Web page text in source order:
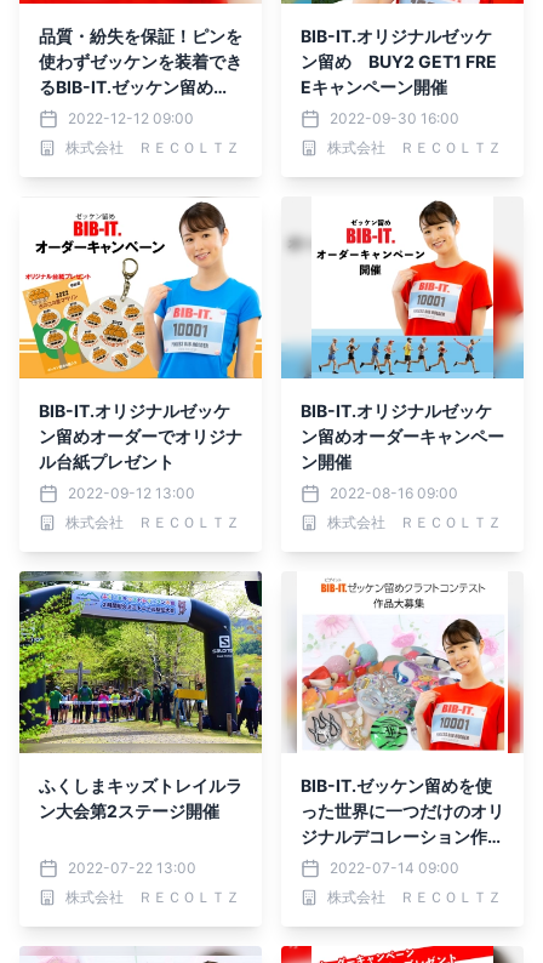
品質・紛失を保証！ピンを
使わずゼッケンを装着でき
るBIB-IT.ゼッケン留めが
安心保証サービスを開始
2022-12-12 09:00
株式会社 ＲＥＣＯＬＴＺ
BIB-IT.オリジナルゼッケ
ン留め BUY2 GET1 FRE
Eキャンペーン開催
2022-09-30 16:00
株式会社 ＲＥＣＯＬＴＺ
BIB-IT.オリジナルゼッケ
ン留めオーダーでオリジナ
ル台紙プレゼント
2022-09-12 13:00
株式会社 ＲＥＣＯＬＴＺ
BIB-IT.オリジナルゼッケ
ン留めオーダーキャンペー
ン開催
2022-08-16 09:00
株式会社 ＲＥＣＯＬＴＺ
ふくしまキッズトレイルラ
ン大会第2ステージ開催
2022-07-22 13:00
株式会社 ＲＥＣＯＬＴＺ
BIB-IT.ゼッケン留めを使
った世界に一つだけのオリ
ジナルデコレーション作品
を大募集2022-07-14 09:00
株式会社 ＲＥＣＯＬＴＺ